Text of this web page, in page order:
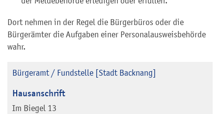
Dort nehmen in der Regel die Bürgerbüros oder die
Bürgerämter die Aufgaben einer Personalausweisbehörde
wahr.
Bürgeramt / Fundstelle [Stadt Backnang]
Hausanschrift
Im Biegel 13